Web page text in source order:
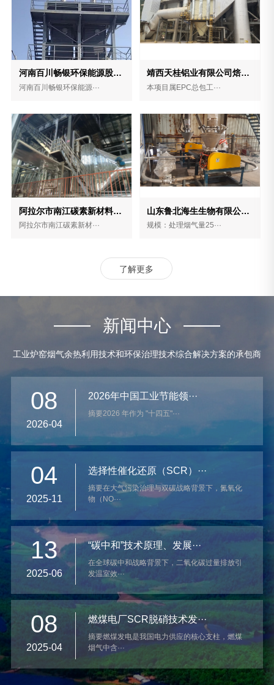
河南百川畅银环保能源股份有限公司两台曼海姆机组脱硝脱碳项目
河南百川畅银环保能源···
靖西天桂铝业有限公司焙烧炉余热利用项目
本项目属EPC总包工···
阿拉尔市南江碳素新材料有限公司
阿拉尔市南江碳素新材···
山东鲁北海生生物有限公司SNCR法脱硝项目
规模：处理烟气量25···
了解更多
新闻中心
工业炉窑烟气余热利用技术和环保治理技术综合解决方案的承包商
08
2026-04
2026年中国工业节能领···
摘要2026 年作为 "十四五"···
04
2025-11
选择性催化还原（SCR）···
摘要在大气污染治理与双碳战略背景下，氮氧化
物（NO···
13
2025-06
“碳中和”技术原理、发展···
在全球碳中和战略背景下，二氧化碳过量排放引
发温室效···
08
2025-04
燃煤电厂SCR脱硝技术发···
摘要燃煤发电是我国电力供应的核心支柱，燃煤
烟气中含···